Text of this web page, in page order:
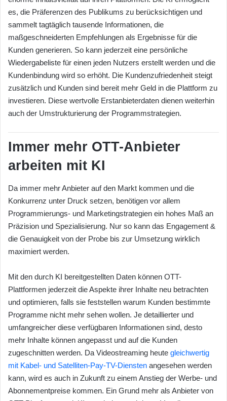
es, die Präferenzen des Publikums zu berücksichtigen und
sammelt tagtäglich tausende Informationen, die
maßgeschneiderten Empfehlungen als Ergebnisse für die
Kunden generieren. So kann jederzeit eine persönliche
Wiedergabeliste für einen jeden Nutzers erstellt werden und die
Kundenbindung wird so erhöht. Die Kundenzufriedenheit steigt
zusätzlich und Kunden sind bereit mehr Geld in die Plattform zu
investieren. Diese wertvolle Erstanbieterdaten dienen weiterhin
auch der Umstrukturierung der Programmstrategien.
Immer mehr OTT-Anbieter
arbeiten mit KI
Da immer mehr Anbieter auf den Markt kommen und die
Konkurrenz unter Druck setzen, benötigen vor allem
Programmierungs- und Marketingstrategien ein hohes Maß an
Präzision und Spezialisierung. Nur so kann das Engagement &
die Genauigkeit von der Probe bis zur Umsetzung wirklich
maximiert werden.
Mit den durch KI bereitgestellten Daten können OTT-
Plattformen jederzeit die Aspekte ihrer Inhalte neu betrachten
und optimieren, falls sie feststellen warum Kunden bestimmte
Programme nicht mehr sehen wollen. Je detaillierter und
umfangreicher diese verfügbaren Informationen sind, desto
mehr Inhalte können angepasst und auf die Kunden
zugeschnitten werden. Da Videostreaming heute gleichwertig
mit Kabel- und Satelliten-Pay-TV-Diensten angesehen werden
kann, wird es auch in Zukunft zu einem Anstieg der Werbe- und
Abonnementpreise kommen. Ein Grund mehr als Anbieter von